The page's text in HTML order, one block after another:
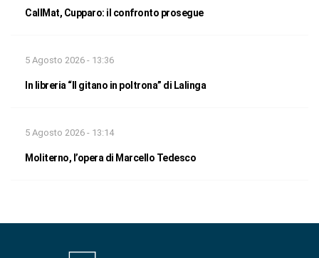
CallMat, Cupparo: il confronto prosegue
5 Agosto 2026 - 13:36
In libreria “Il gitano in poltrona” di Lalinga
5 Agosto 2026 - 13:14
Moliterno, l’opera di Marcello Tedesco